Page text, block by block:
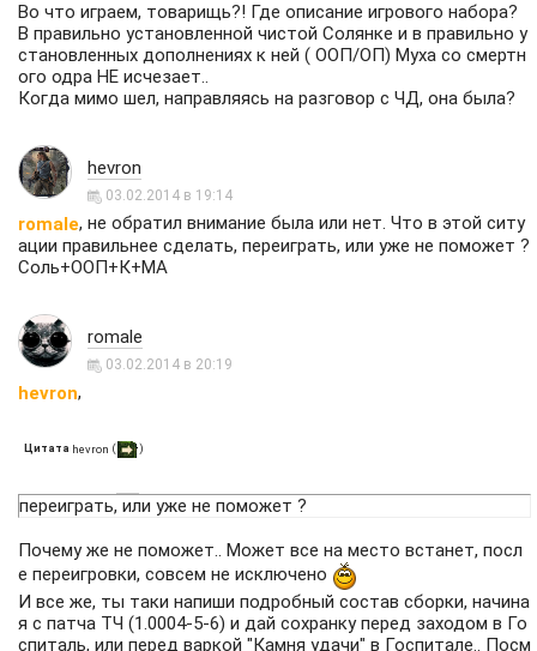
Во что играем, товарищь?! Где описание игрового набора?
В правильно установленной чистой Солянке и в правильно у
становленных дополнениях к ней ( ООП/ОП) Муха со смертн
ого одра НЕ исчезает..
Когда мимо шел, направляясь на разговор с ЧД, она была?
hevron
03.02.2014 в 19:14
romale, не обратил внимание была или нет. Что в этой ситу
ации правильнее сделать, переиграть, или уже не поможет ?
Соль+ООП+К+МА
romale
03.02.2014 в 20:19
hevron,
Цитата hevron ( )
переиграть, или уже не поможет ?
Почему же не поможет.. Может все на место встанет, посл
е переигровки, совсем не исключено
И все же, ты таки напиши подробный состав сборки, начина
я с патча ТЧ (1.0004-5-6) и дай сохранку перед заходом в Го
спиталь, или перед варкой "Камня удачи" в Госпитале.. Посм